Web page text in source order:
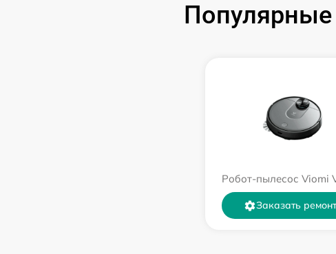
Робот-пылесос Viomi
Заказать ремонт